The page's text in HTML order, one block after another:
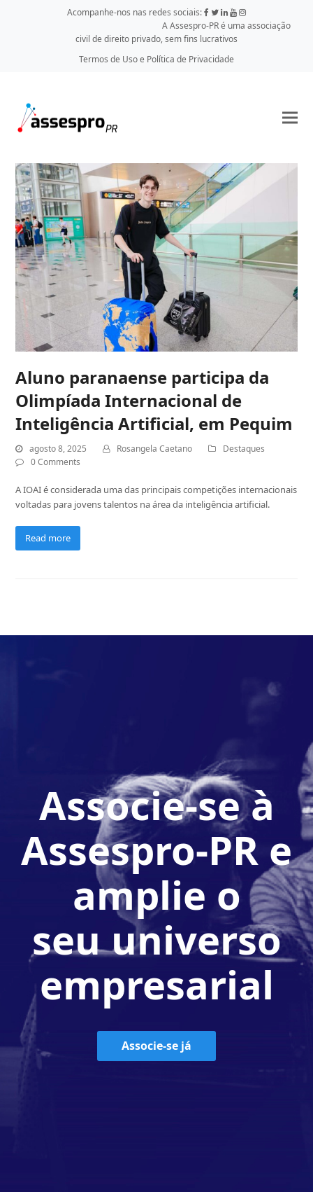
Acompanhe-nos nas redes sociais:
A Assespro-PR é uma associação
civil de direito privado, sem fins lucrativos
Termos de Uso e Política de Privacidade
Aluno paranaense participa da
Olimpíada Internacional de
Inteligência Artificial, em Pequim
agosto 8, 2025 Rosangela Caetano
Destaques
0 Comments
A IOAI é considerada uma das principais competições internacionais
voltadas para jovens talentos na área da inteligência artificial.
Read more
Associe-se à
Assespro-PR e
amplie o
seu universo
empresarial
Associe-se já